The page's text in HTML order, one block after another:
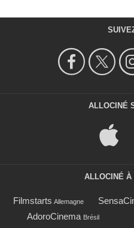
ALLOCINÉ
ALLOCINÉ À
Filmstarts Allemagne
AdoroCinema Brésil